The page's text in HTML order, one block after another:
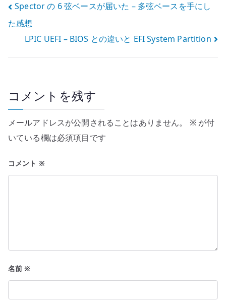
投
稿
ゲ
ー
シ
ン
Spector の 6 弦ベースが届いた – 多弦ベースを手にし
た感想
LPIC UEFI – BIOS との違いと EFI System Partition
コメントを残す
メールアドレスが公開されることはありません。 ※が付
いている欄は必須項目です
コメント ※
名前※